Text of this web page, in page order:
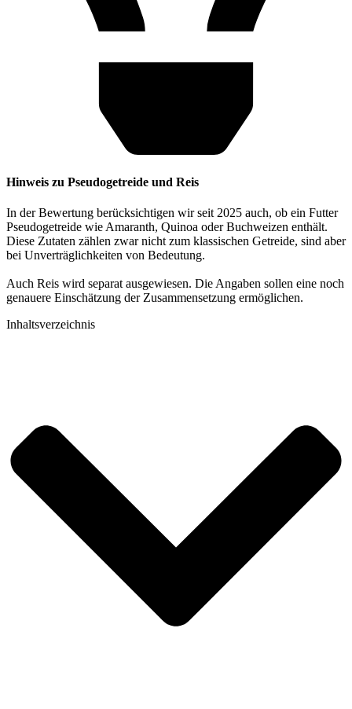
Hinweis zu Pseudogetreide und Reis
In der Bewertung berücksichtigen wir seit 2025 auch, ob ein Futter
Pseudogetreide wie Amaranth, Quinoa oder Buchweizen enthält.
Diese Zutaten zählen zwar nicht zum klassischen Getreide, sind aber
bei Unverträglichkeiten von Bedeutung.
Auch Reis wird separat ausgewiesen. Die Angaben sollen eine noch
genauere Einschätzung der Zusammensetzung ermöglichen.
Inhaltsverzeichnis​